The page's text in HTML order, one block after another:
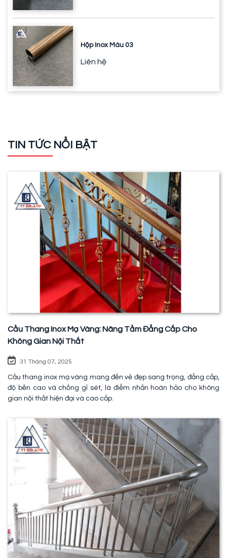
Hộp Inox Màu 03
Liên hệ
TIN TỨC NỔI BẬT
Cầu Thang Inox Mạ Vàng: Nâng Tầm Đẳng Cấp Cho
Không Gian Nội Thất
31 Tháng 07, 2025
Cầu thang inox mạ vàng mang đến vẻ đẹp sang trọng, đẳng cấp,
độ bền cao và chống gỉ sét, là điểm nhấn hoàn hảo cho không
gian nội thất hiện đại và cao cấp.